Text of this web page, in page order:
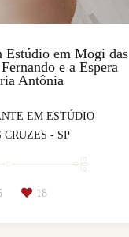
Estúdio em Mogi das
e a Espera
Antônia
EM ESTÚDIO
CRUZES - SP
18